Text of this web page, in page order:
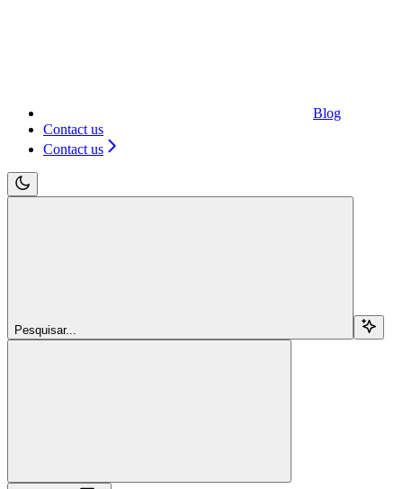
Blog
Contact us
Contact us
Pesquisar...